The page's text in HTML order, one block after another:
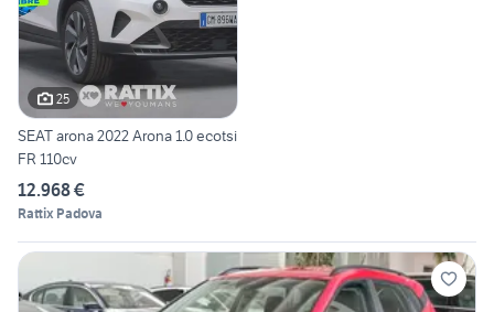
25
SEAT arona 2022 Arona 1.0 ecotsi
FR 110cv
12.968 €
Rattix Padova